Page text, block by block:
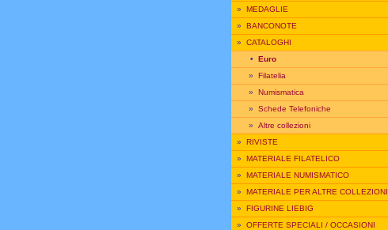
» MEDAGLIE
» BANCONOTE
» CATALOGHI
• Euro
» Filatelia
» Numismatica
» Schede Telefoniche
» Altre collezioni
» RIVISTE
» MATERIALE FILATELICO
» MATERIALE NUMISMATICO
» MATERIALE PER ALTRE COLLEZIONI
» FIGURINE LIEBIG
» OFFERTE SPECIALI / OCCASIONI